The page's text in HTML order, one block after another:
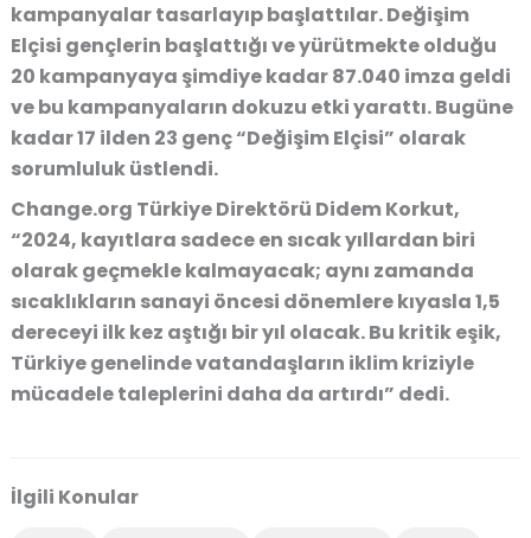
kampanyalar tasarlayıp başlattılar. Değişim
Elçisi gençlerin başlattığı ve yürütmekte olduğu
20 kampanyaya şimdiye kadar 87.040 imza geldi
ve bu kampanyaların dokuzu etki yarattı. Bugüne
kadar 17 ilden 23 genç “Değişim Elçisi” olarak
sorumluluk üstlendi.
Change.org Türkiye Direktörü Didem Korkut,
“2024, kayıtlara sadece en sıcak yıllardan biri
olarak geçmekle kalmayacak; aynı zamanda
sıcaklıkların sanayi öncesi dönemlere kıyasla 1,5
dereceyi ilk kez aştığı bir yıl olacak. Bu kritik eşik,
Türkiye genelinde vatandaşların iklim kriziyle
mücadele taleplerini daha da artırdı” dedi.
İlgili Konular